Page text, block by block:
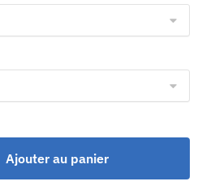
Ajouter au panier